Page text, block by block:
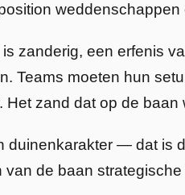
zanderig, een erfenis
Teams moeten hun
Het zand dat op de
duinenkarakter — dat is
de baan